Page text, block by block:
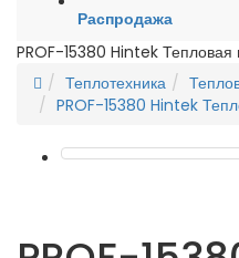
Распродажа
PROF-15380 Hintek Тепловая
Теплотехника
PROF-15380 Hintek